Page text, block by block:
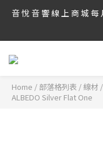
8/6 ~ 8/9 第36屆 TAA 國
音 響
音 悅 音 響 線 上 商 城
8/6 ~ 8/9 第36屆 TAA 國
Home / 部落格列表 / 線材 /
ALBEDO Silver Flat One